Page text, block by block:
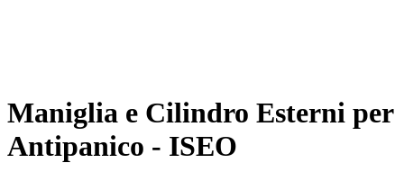
Maniglia e Cilindro Esterni per
Antipanico - ISEO